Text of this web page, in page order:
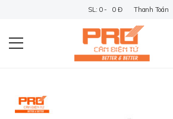
SL: 0 - 0 Đ Thanh Toán